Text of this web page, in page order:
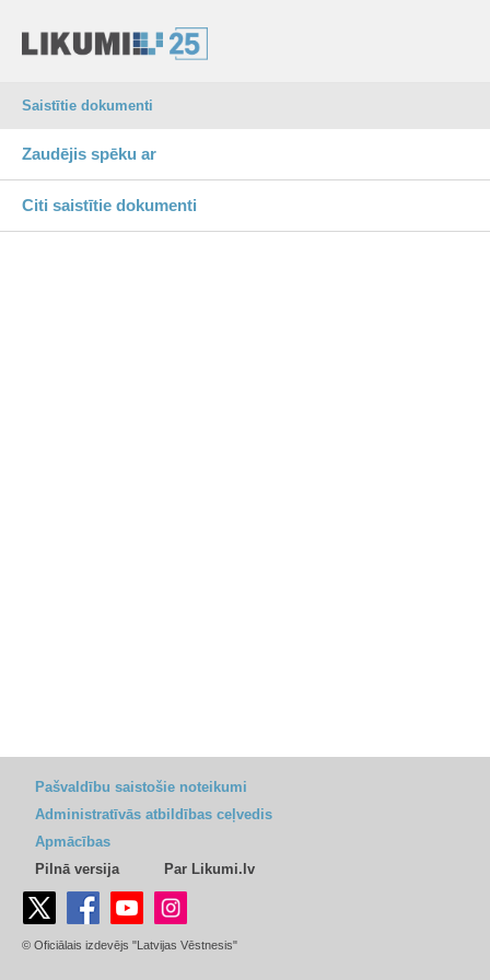
Saistītie dokumenti
Zaudējis spēku ar
Citi saistītie dokumenti
Pašvaldību saistošie noteikumi
Administratīvās atbildības ceļvedis
Apmācības
Pilnā versija
Par Likumi.lv
© Oficiālais izdevējs "Latvijas Vēstnesis"